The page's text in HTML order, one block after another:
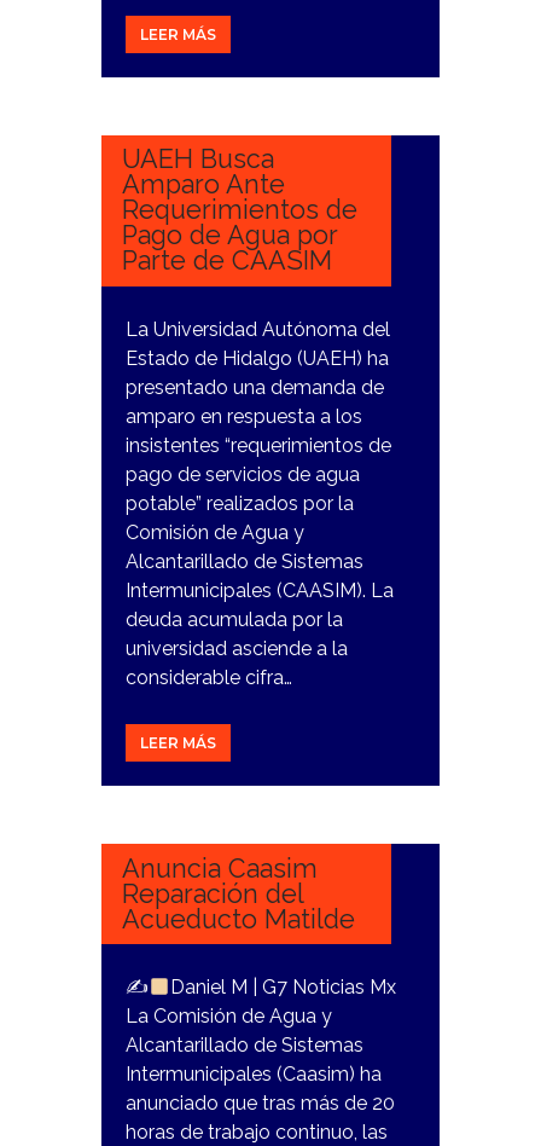
LEER MÁS
17
UAEH Busca
Amparo Ante
Requerimientos de
Pago de Agua por
Parte de CAASIM
La Universidad Autónoma del
Estado de Hidalgo (UAEH) ha
presentado una demanda de
amparo en respuesta a los
insistentes “requerimientos de
pago de servicios de agua
potable” realizados por la
Comisión de Agua y
Alcantarillado de Sistemas
Intermunicipales (CAASIM). La
deuda acumulada por la
universidad asciende a la
considerable cifra…
LEER MÁS
31
Anuncia Caasim
Reparación del
Acueducto Matilde
✍
Daniel M | G7 Noticias Mx
La Comisión de Agua y
Alcantarillado de Sistemas
Intermunicipales (Caasim) ha
anunciado que tras más de 20
horas de trabajo continuo, las